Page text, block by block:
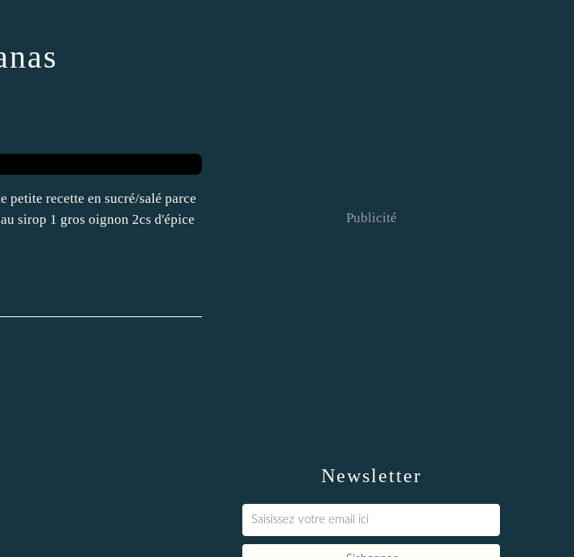
recette en sucré/salé parce
sirop 1 gros oignon 2cs d'épice
Newsletter
Publicité